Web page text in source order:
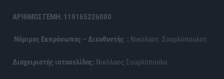
ΑΡΙΘΜΟΣ ΓΕΜΗ: 119165226000
Νόμιμος Εκπρόσωπος – Διευθυντής : Νικόλαος Σουρλόπουλος
Διαχειριστής ιστοσελίδας: Νικόλαος Σουρλόπουλο